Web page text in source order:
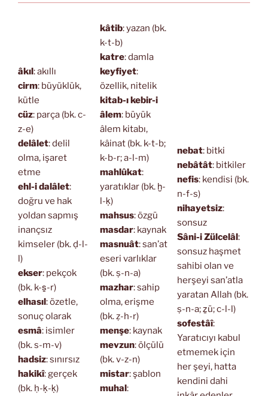
âkıl: akıllı
cirm: büyüklük,
kütle
cüz: parça (bk. c-
z-e)
delâlet: delil
olma, işaret
etme
ehl-i dalâlet:
doğru ve hak
yoldan sapmış
inançsız
kimseler (bk. ḍ-l-
l)
ekser: pekçok
(bk. k-s̱-r)
elhasıl: özetle,
sonuç olarak
esmâ: isimler
(bk. s-m-v)
hadsiz: sınırsız
hakikî: gerçek
(bk. ḥ-ḳ-ḳ)
kâtib: yazan (bk.
k-t-b)
katre: damla
keyfiyet:
özellik, nitelik
kitab-ı kebir-i
âlem: büyük
âlem kitabı,
kâinat (bk. k-t-b;
k-b-r; a-l-m)
mahlûkat:
yaratıklar (bk. ḫ-
l-ḳ)
mahsus: özgü
masdar: kaynak
masnuât: san’at
eseri varlıklar
(bk. ṣ-n-a)
mazhar: sahip
olma, erişme
(bk. ẓ-h-r)
menşe: kaynak
mevzun: ölçülü
(bk. v-z-n)
mistar: şablon
muhal:
nebat: bitki
nebâtât: bitkiler
nefis: kendisi (bk.
n-f-s)
nihayetsiz:
sonsuz
Sâni-i Zülcelâl:
sonsuz haşmet
sahibi olan ve
herşeyi san’atla
yaratan Allah (bk.
ṣ-n-a; ẕü; c-l-l)
sofestâî:
Yaratıcıyı kabul
etmemek için
her şeyi, hatta
kendini dahi